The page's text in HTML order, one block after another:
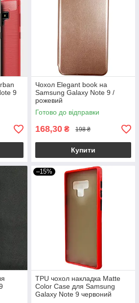
9
Чохол Elegant book на
Samsung Galaxy Note 9 /
рожевий
Готово до відправки
168,30 ₴ 198 ₴
Купити
–15%
TPU чохол накладка Matte
Color Case для Samsung
Galaxy Note 9 червоний